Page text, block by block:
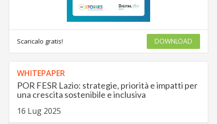
Scaricalo gratis! DOWNLOAD
WHITEPAPER
POR FESR Lazio: strategie, priorità e impatti per
una crescita sostenibile e inclusiva
16 Lug 2025